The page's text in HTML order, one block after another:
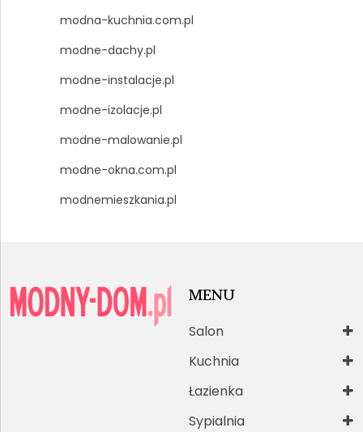
modna-kuchnia.com.pl
modne-dachy.pl
modne-instalacje.pl
modne-izolacje.pl
modne-malowanie.pl
modne-okna.com.pl
modnemieszkania.pl
MENU
Salon
Kuchnia
Łazienka
Sypialnia